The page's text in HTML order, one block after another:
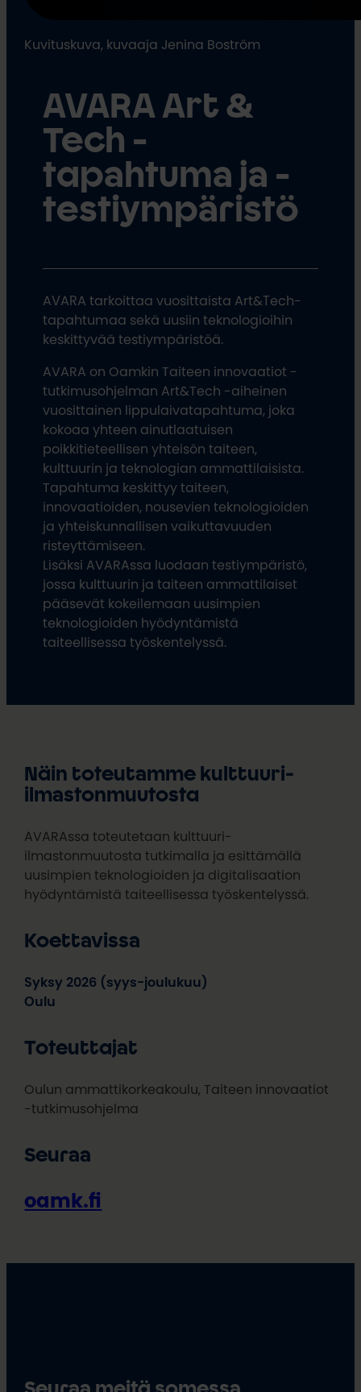
Kuvituskuva, kuvaaja Jenina Boström
AVARA Art &
Tech -
tapahtuma ja -
testiympäristö
AVARA tarkoittaa vuosittaista Art&Tech-
tapahtumaa sekä uusiin teknologioihin
keskittyvää testiympäristöä.
AVARA on Oamkin Taiteen innovaatiot -
tutkimusohjelman Art&Tech -aiheinen
vuosittainen lippulaivatapahtuma, joka
kokoaa yhteen ainutlaatuisen
poikkitieteellisen yhteisön taiteen,
kulttuurin ja teknologian ammattilaisista.
Tapahtuma keskittyy taiteen,
innovaatioiden, nousevien teknologioiden
ja yhteiskunnallisen vaikuttavuuden
risteyttämiseen.
Lisäksi AVARAssa luodaan testiympäristö,
jossa kulttuurin ja taiteen ammattilaiset
pääsevät kokeilemaan uusimpien
teknologioiden hyödyntämistä
taiteellisessa työskentelyssä.
Näin toteutamme kulttuuri-
ilmastonmuutosta
AVARAssa toteutetaan kulttuuri-
ilmastonmuutosta tutkimalla ja esittämällä
uusimpien teknologioiden ja digitalisaation
hyödyntämistä taiteellisessa työskentelyssä.
Koettavissa
Syksy 2026 (syys-joulukuu)
Oulu
Toteuttajat
Oulun ammattikorkeakoulu, Taiteen innovaatiot
-tutkimusohjelma
Seuraa
oamk.fi